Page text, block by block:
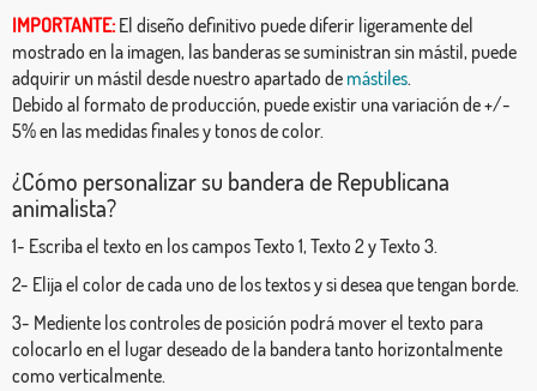
IMPORTANTE: El diseño definitivo puede diferir ligeramente del
mostrado en la imagen, las banderas se suministran sin mástil, puede
adquirir un mástil desde nuestro apartado de mástiles.
Debido al formato de producción, puede existir una variación de +/-
5% en las medidas finales y tonos de color.
¿Cómo personalizar su bandera de Republicana
animalista?
1- Escriba el texto en los campos Texto 1, Texto 2 y Texto 3.
2- Elija el color de cada uno de los textos y si desea que tengan borde.
3- Mediente los controles de posición podrá mover el texto para
colocarlo en el lugar deseado de la bandera tanto horizontalmente
como verticalmente.